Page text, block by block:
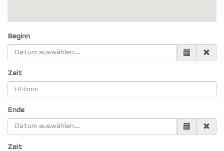
Beginn
Zeit
Ende
Zeit